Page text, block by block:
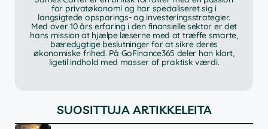
for privatøkonomi og har specialiseret sig i
langsigtede opsparings- og investeringsstrategier.
Med over 10 års erfaring i den finansielle sektor er det
hans mission at hjælpe læserne med at træffe smarte,
bæredygtige beslutninger for at sikre deres
økonomiske frihed. På GoFinance365 deler han klart,
ligetil indhold med masser af praktisk værdi.
SUOSITTUJA ARTIKKELEITA